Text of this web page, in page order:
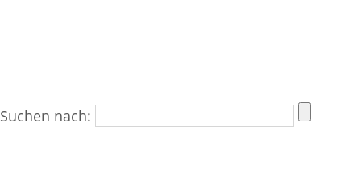
Suchen nach: